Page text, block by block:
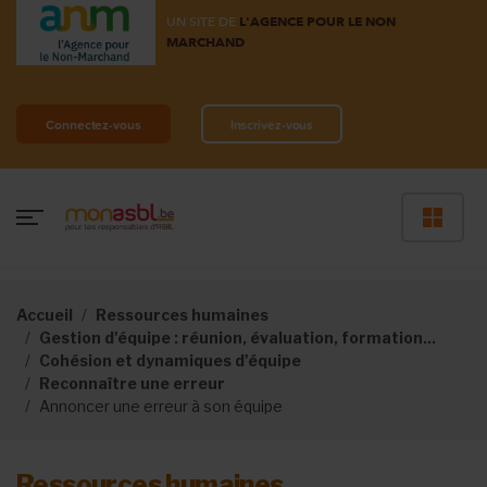
UN SITE DE L'AGENCE POUR LE NON
MARCHAND
Connectez-vous Inscrivez-vous
Accueil
Ressources humaines
Gestion d'équipe : réunion, évaluation, formation...
Cohésion et dynamiques d'équipe
Reconnaître une erreur
Annoncer une erreur à son équipe